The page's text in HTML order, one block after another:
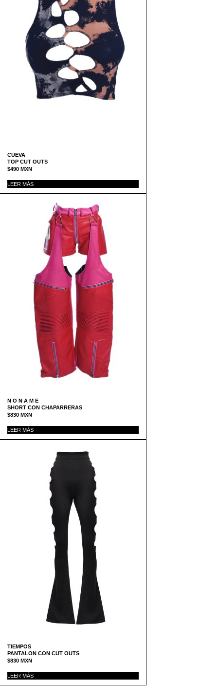
CUEVA
TOP CUT OUTS
$490 MXN
LEER MÁS
N O N A M E
SHORT CON CHAPARRERAS
$830 MXN
LEER MÁS
TIEMPOS
PANTALON CON CUT OUTS
$830 MXN
LEER MÁS